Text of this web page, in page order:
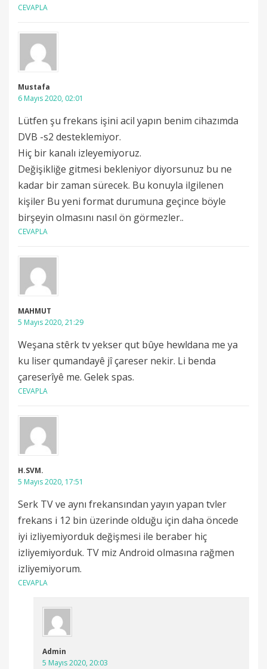
CEVAPLA
Mustafa
6 Mayıs 2020, 02:01
Lütfen şu frekans işini acil yapın benim cihazımda
DVB -s2 desteklemiyor.
Hiç bir kanalı izleyemiyoruz.
Değişikliğe gitmesi bekleniyor diyorsunuz bu ne
kadar bir zaman sürecek. Bu konuyla ilgilenen
kişiler Bu yeni format durumuna geçince böyle
birşeyin olmasını nasıl ön görmezler..
CEVAPLA
MAHMUT
5 Mayıs 2020, 21:29
Weşana stêrk tv yekser qut bûye hewldana me ya
ku liser qumandayê jî çareser nekir. Li benda
çareserîyê me. Gelek spas.
CEVAPLA
H.SVM.
5 Mayıs 2020, 17:51
Serk TV ve aynı frekansından yayın yapan tvler
frekans i 12 bin üzerinde olduğu için daha öncede
iyi izliyemiyorduk değişmesi ile beraber hiç
izliyemiyorduk. TV miz Android olmasına rağmen
izliyemiyorum.
CEVAPLA
Admin
5 Mayıs 2020, 20:03